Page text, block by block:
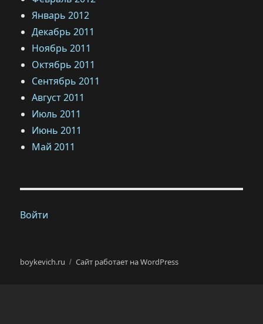
Январь 2012
Декабрь 2011
Ноябрь 2011
Октябрь 2011
Сентябрь 2011
Август 2011
Июль 2011
Июнь 2011
Май 2011
Войти
boykevich.ru Сайт работает на WordPress